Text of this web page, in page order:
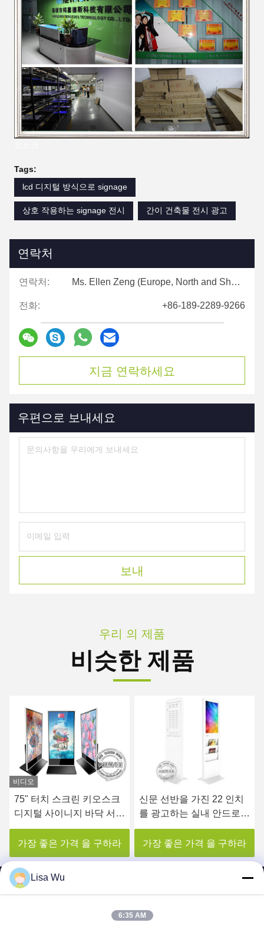
Tags:
lcd 디지털 방식으로 signage
상호 작용하는 signage 전시 간이 건축물 전시 광고
연락처
연락처: Ms. Ellen Zeng (Europe, North and Shouth America)
전화: +86-189-2289-9266
지금 연락하세요
우편으로 보내세요
보내
우리 의 제품
비슷한 제품
비디오
75" 터치 스크린 키오스크
디지털 사이니지 바닥 서있
는 광고 장비
가장 좋은 가격 을 구하라
신문 선반을 가진 22 인치
를 광고하는 실내 안드로이
드 간이 건축물 디지털 방
식으로 Signage LCD 감시
자
가장 좋은 가격 을 구하라
Lisa Wu
6:35 AM